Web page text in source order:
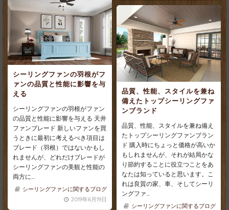
シーリングファンの羽根がフ
ァンの品質と性能に影響を与
える
シーリングファンの羽根がファン
の品質と性能に影響を与える 天井
ファンブレード 新しいファンを買
うときに最初に考えるべき項目は
ブレード（羽根）ではないかもし
れませんが、どれだけブレードが
シーリングファンの美観と性能の
両方に…
シーリングファンに関するブログ
2019年6月19日
品質、性能、スタイルを兼ね
備えたトップシーリングファ
ンブランド
品質、性能、スタイルを兼ね備え
たトップシーリングファンブラン
ド 購入時にちょっと価格が高いか
もしれませんが、それが結局かな
り節約することに役立つことをあ
なたは知っていると思います。こ
れは良質の家、車、そしてシーリ
ングファ…
シーリングファンに関するブログ